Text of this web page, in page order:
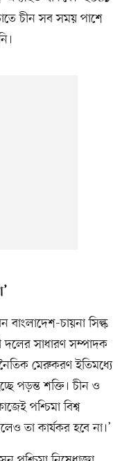
চীন সব সময় পাশে
চায়না সিল্ক
দলের সাধারণ সম্পাদক
মেরুকরণ ইতিমধ্যে
পড়ন্ত শক্তি। চীন ও
পশ্চিমা বিশ্ব
তা কার্যকর হবে না।’